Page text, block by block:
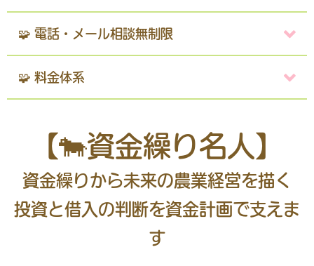
🧩 電話・メール相談無制限
🧩 料金体系
【🐄資金繰り名人】
資金繰りから未来の農業経営を描く
投資と借入の判断を資金計画で支えま
す